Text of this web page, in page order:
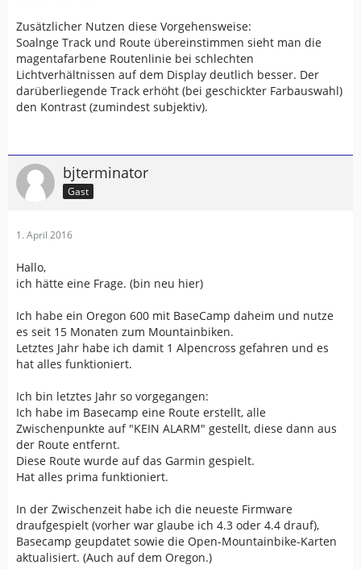
Zusätzlicher Nutzen diese Vorgehensweise:
Soalnge Track und Route übereinstimmen sieht man die
magentafarbene Routenlinie bei schlechten
Lichtverhältnissen auf dem Display deutlich besser. Der
darüberliegende Track erhöht (bei geschickter Farbauswahl)
den Kontrast (zumindest subjektiv).
bjterminator
Gast
1. April 2016
Hallo,
ich hätte eine Frage. (bin neu hier)
Ich habe ein Oregon 600 mit BaseCamp daheim und nutze
es seit 15 Monaten zum Mountainbiken.
Letztes Jahr habe ich damit 1 Alpencross gefahren und es
hat alles funktioniert.
Ich bin letztes Jahr so vorgegangen:
Ich habe im Basecamp eine Route erstellt, alle
Zwischenpunkte auf "KEIN ALARM" gestellt, diese dann aus
der Route entfernt.
Diese Route wurde auf das Garmin gespielt.
Hat alles prima funktioniert.
In der Zwischenzeit habe ich die neueste Firmware
draufgespielt (vorher war glaube ich 4.3 oder 4.4 drauf),
Basecamp geupdatet sowie die Open-Mountainbike-Karten
aktualisiert. (Auch auf dem Oregon.)